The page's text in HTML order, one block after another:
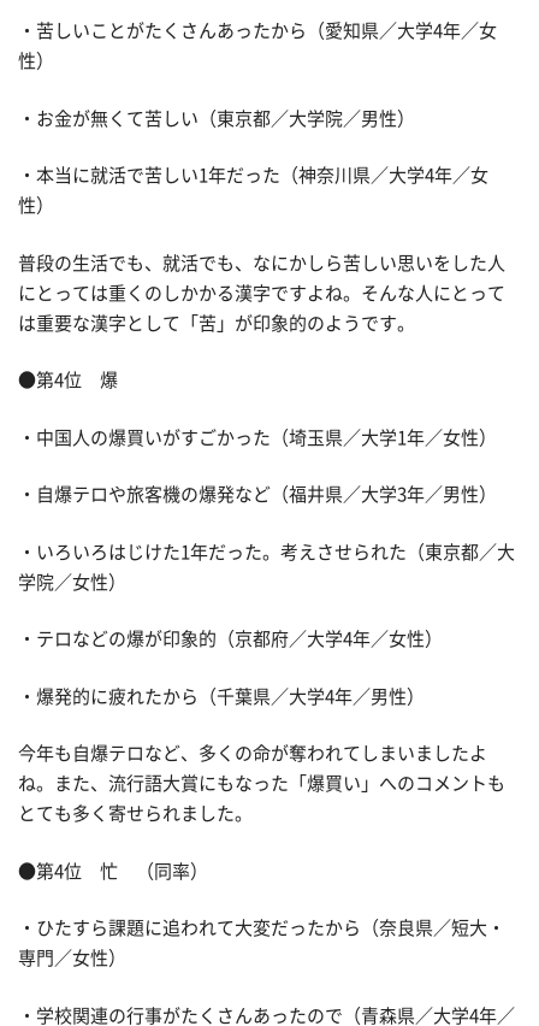
・苦しいことがたくさんあったから（愛知県／大学4年／女
性）
・お金が無くて苦しい（東京都／大学院／男性）
・本当に就活で苦しい1年だった（神奈川県／大学4年／女
性）
普段の生活でも、就活でも、なにかしら苦しい思いをした人
にとっては重くのしかかる漢字ですよね。そんな人にとって
は重要な漢字として「苦」が印象的のようです。
●第4位 爆
・中国人の爆買いがすごかった（埼玉県／大学1年／女性）
・自爆テロや旅客機の爆発など（福井県／大学3年／男性）
・いろいろはじけた1年だった。考えさせられた（東京都／大
学院／女性）
・テロなどの爆が印象的（京都府／大学4年／女性）
・爆発的に疲れたから（千葉県／大学4年／男性）
今年も自爆テロなど、多くの命が奪われてしまいましたよ
ね。また、流行語大賞にもなった「爆買い」へのコメントも
とても多く寄せられました。
●第4位 忙 （同率）
・ひたすら課題に追われて大変だったから（奈良県／短大・
専門／女性）
・学校関連の行事がたくさんあったので（青森県／大学4年／